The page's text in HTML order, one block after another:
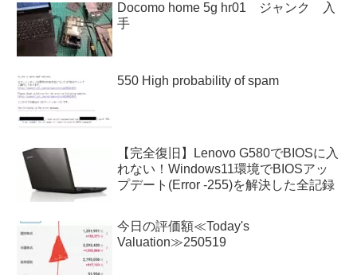
Docomo home 5g hr01 ジャンク 入
手
550 High probability of spam
【完全復旧】Lenovo G580でBIOSに入
れない！Windows11環境でBIOSアッ
プデート(Error -255)を解決した全記録
今日の評価額≪Today's
Valuation≫250519